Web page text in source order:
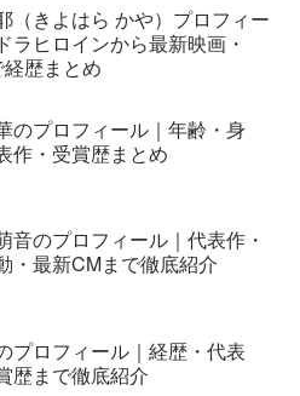
（きよはら かや）プロフィー
ラヒロインから最新映画・
歴まとめ
のプロフィール｜年齢・身
作・受賞歴まとめ
音のプロフィール｜代表作・
・最新CMまで徹底紹介
プロフィール｜経歴・代表
歴まで徹底紹介